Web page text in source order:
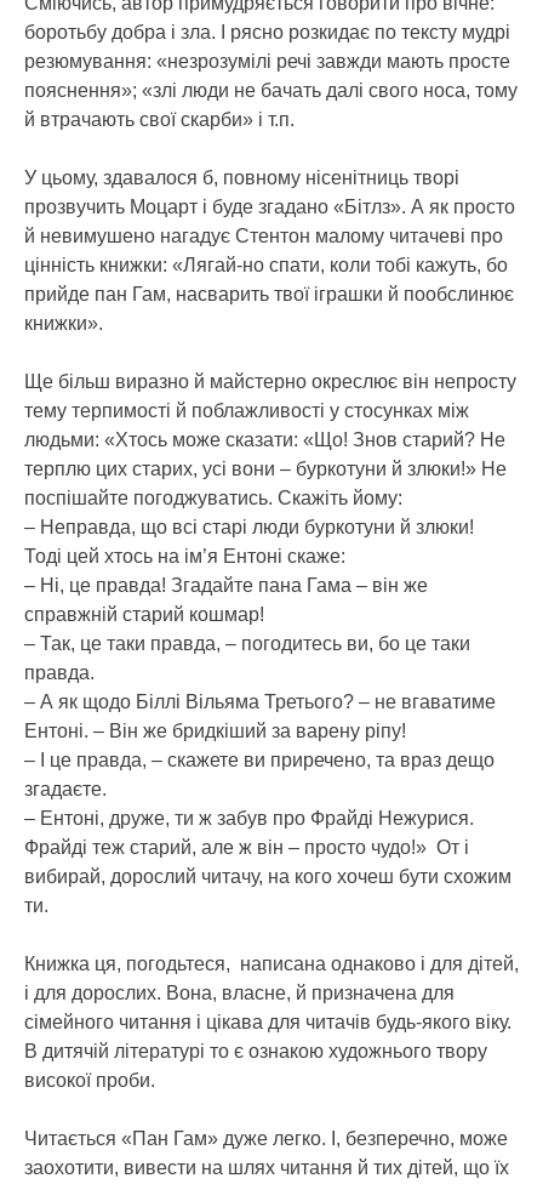
боротьбу добра і зла. І рясно розкидає по тексту мудрі
резюмування: «незрозумілі речі завжди мають просте
пояснення»; «злі люди не бачать далі свого носа, тому
й втрачають свої скарби» і т.п.
У цьому, здавалося б, повному нісенітниць творі
прозвучить Моцарт і буде згадано «Бітлз». А як просто
й невимушено нагадує Стентон малому читачеві про
цінність книжки: «Лягай-но спати, коли тобі кажуть, бо
прийде пан Гам, насварить твої іграшки й пообслинює
книжки».
Ще більш виразно й майстерно окреслює він непросту
тему терпимості й поблажливості у стосунках між
людьми: «Хтось може сказати: «Що! Знов старий? Не
терплю цих старих, усі вони – буркотуни й злюки!» Не
поспішайте погоджуватись. Скажіть йому:
– Неправда, що всі старі люди буркотуни й злюки!
Тоді цей хтось на ім’я Ентоні скаже:
– Ні, це правда! Згадайте пана Гама – він же
справжній старий кошмар!
– Так, це таки правда, – погодитесь ви, бо це таки
правда.
– А як щодо Біллі Вільяма Третього? – не вгаватиме
Ентоні. – Він же бридкіший за варену ріпу!
– І це правда, – скажете ви приречено, та враз дещо
згадаєте.
– Ентоні, друже, ти ж забув про Фрайді Нежурися.
Фрайді теж старий, але ж він – просто чудо!» От і
вибирай, дорослий читачу, на кого хочеш бути схожим
ти.
Книжка ця, погодьтеся, написана однаково і для дітей,
і для дорослих. Вона, власне, й призначена для
сімейного читання і цікава для читачів будь-якого віку.
В дитячій літературі то є ознакою художнього твору
високої проби.
Читається «Пан Гам» дуже легко. І, безперечно, може
заохотити, вивести на шлях читання й тих дітей, що їх